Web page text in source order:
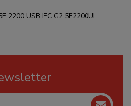
2200 USB IEC G2 5E2200UI